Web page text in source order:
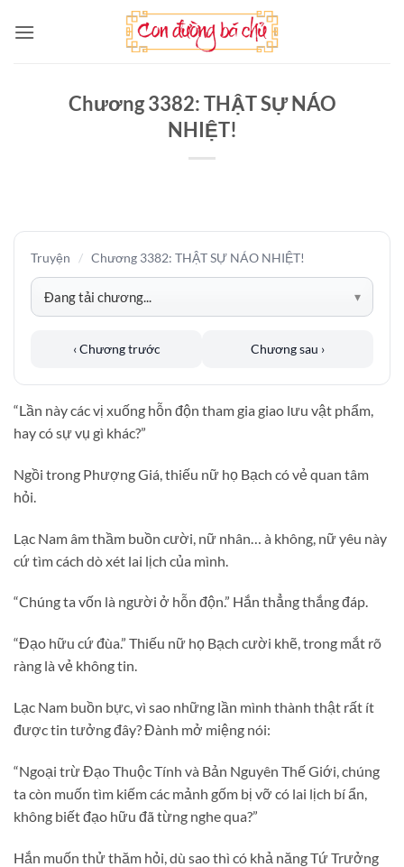
qua
Chương 3382: THẬT SỰ NÁO
NHIỆT!
Truyện / Chương 3382: THẬT SỰ NÁO NHIỆT!
‹ Chương trước Chương sau ›
“Lần này các vị xuống hỗn độn tham gia giao lưu vật phẩm,
hay có sự vụ gì khác?”
Ngồi trong Phượng Giá, thiếu nữ họ Bạch có vẻ quan tâm
hỏi.
Lạc Nam âm thầm buồn cười, nữ nhân… à không, nữ yêu này
cứ tìm cách dò xét lai lịch của mình.
“Chúng ta vốn là người ở hỗn độn.” Hắn thẳng thắng đáp.
“Đạo hữu cứ đùa.” Thiếu nữ họ Bạch cười khẽ, trong mắt rõ
ràng là vẻ không tin.
Lạc Nam buồn bực, vì sao những lần mình thành thật rất ít
được tin tưởng đây? Đành mở miệng nói:
“Ngoại trừ Đạo Thuộc Tính và Bản Nguyên Thế Giới, chúng
ta còn muốn tìm kiếm các mảnh gốm bị vỡ có lai lịch bí ẩn,
không biết đạo hữu đã từng nghe qua?”
Hắn muốn thử thăm hỏi, dù sao thì có khả năng Tứ Trưởng